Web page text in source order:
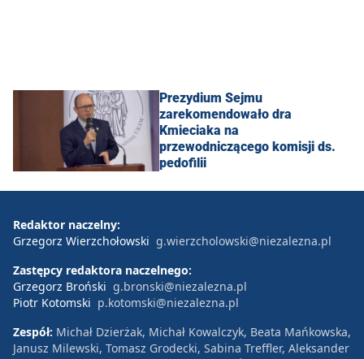
Prezydium Sejmu
zarekomendowało dra
Kmieciaka na
przewodniczącego komisji ds.
pedofilii
Redaktor naczelny:
Grzegorz Wierzchołowski g.wierzcholowski@niezalezna.pl
Zastępcy redaktora naczelnego:
Grzegorz Broński g.bronski@niezalezna.pl
Piotr Kotomski p.kotomski@niezalezna.pl
Zespół: Michał Dzierżak, Michał Kowalczyk, Beata Mańkowska,
Janusz Milewski, Tomasz Grodecki, Sabina Treffler, Aleksander